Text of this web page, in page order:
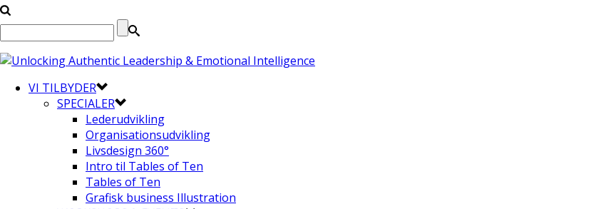
VI TILBYDER
SPECIALER
Lederudvikling
Organisationsudvikling
Livsdesign 360°
Intro til Tables of Ten
Tables of Ten
Grafisk business Illustration